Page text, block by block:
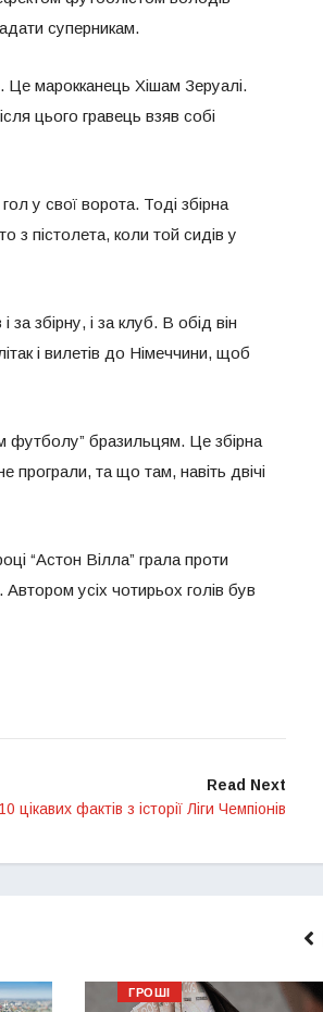
суперникам.
Це марокканець Хішам Зеруалі.
цього гравець взяв собі
у свої ворота. Тоді збірна
з пістолета, коли той сидів у
збірну, і за клуб. В обід він
і вилетів до Німеччини, щоб
футболу” бразильцям. Це збірна
програли, та що там, навіть двічі
“Астон Вілла” грала проти
Автором усіх чотирьох голів був
Read Next
10 цікавих фактів з історії Ліги Чемпіонів
ГРОШІ